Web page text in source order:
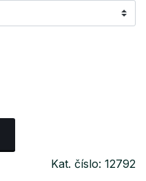
Kat. číslo: 12792